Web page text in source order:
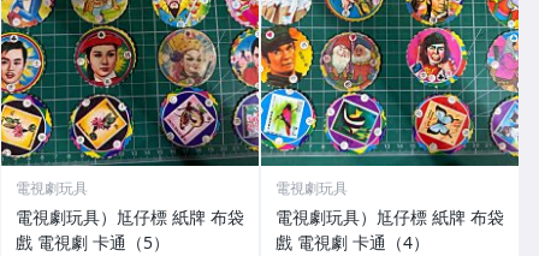
電視劇玩具
電視劇玩具）尪仔標 紙牌 布袋
戲 電視劇 卡通（5）
電視劇玩具
電視劇玩具）尪仔標 紙牌 布袋
戲 電視劇 卡通（4）